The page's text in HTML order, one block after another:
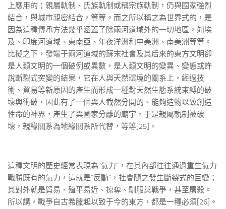
上應用的；親屬軌制、氏族軌制或稱宗族軌制，仍與國家強烈
結合，與城市親密結合，等等。而之所以稱之為世界式的，是
因為這種傳承方法幾乎涵蓋了除兩河道域外的一切地區，如埃
及、印度河道域、東南亞、年夜洋洲和中美洲、南美洲等等。
比擬之下，發端于兩河道域的蘇末社會及其后來的東方文明卻
是人類文明的一個破例或異數，是人類文明的變異、變態或許
說斷裂式突變的結果，它在人與天然環境的關系上，經過技
術、貿易等新原因的產生而形成一種對天然生態系統束縛的破
壞與衝破，因此有了一個與人截然分開的、能夠造物以致創造
性命的神界，產生了與國家分離的廟宇，于是親屬軌制被破
壞，親緣關系為地緣關系所代替，等等[25]。
這種文明的歷史經常表現為“氣力”，在其內部往往通過重生氣力
戰勝既有的氣力，這就是“反動”，社會隨之發生斷裂式的巨變；
其對外就是貿易、殖平易近、掠奪、馴服與戰爭，甚至屠殺。
所以講，戰爭自古希臘起以致于今的東方，都是一種必須[26]。